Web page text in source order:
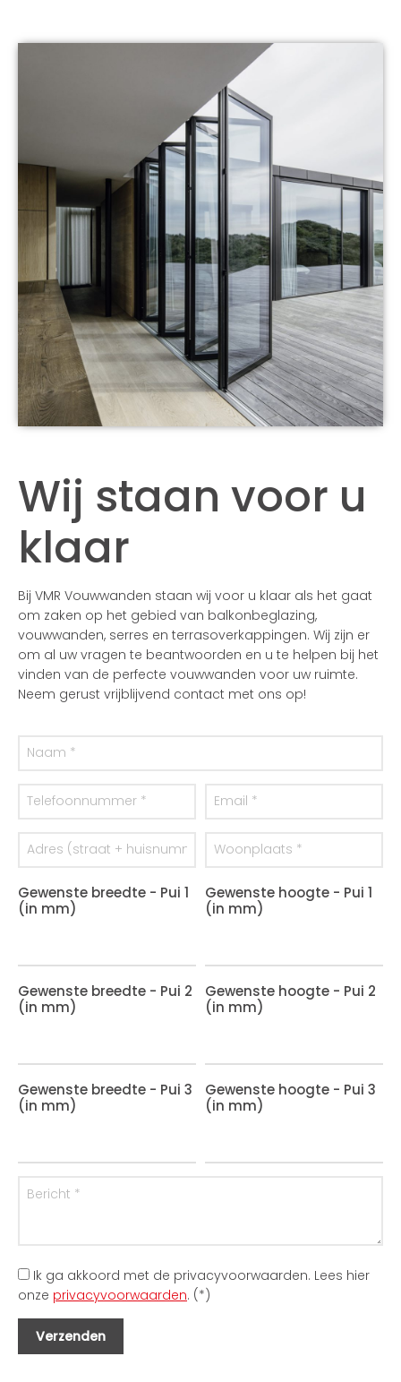
Wij staan voor u
klaar
Bij VMR Vouwwanden staan wij voor u klaar als het gaat
om zaken op het gebied van balkonbeglazing,
vouwwanden, serres en terrasoverkappingen. Wij zijn er
om al uw vragen te beantwoorden en u te helpen bij het
vinden van de perfecte vouwwanden voor uw ruimte.
Neem gerust vrijblijvend contact met ons op!
Gewenste breedte - Pui 1
(in mm)
Gewenste hoogte - Pui 1
(in mm)
Gewenste breedte - Pui 2
(in mm)
Gewenste hoogte - Pui 2
(in mm)
Gewenste breedte - Pui 3
(in mm)
Gewenste hoogte - Pui 3
(in mm)
Ik ga akkoord met de privacyvoorwaarden. Lees hier
onze privacyvoorwaarden. (*)